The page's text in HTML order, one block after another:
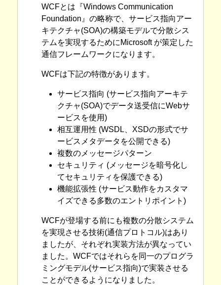
WCFとは『Windows Communication
Foundation』の略称で、サービス指向アー
キテクチャ(SOA)の構築モデルで分散シス
テムを実現するためにMicrosoft が策定した
通信フレームワークになります。
WCFは下記の特徴があります。
サービス指向 (サービス指向アーキテ
クチャ(SOA)でデータ送受信にWebサ
ービスを使用)
相互運用性 (WSDL、XSDの形式でサ
ービスメタデータを公開できる)
複数のメッセージパターン
セキュリティ (メッセージを暗号化し
てセキュリティを保護できる)
機能拡張性 (サービス動作をカスタマ
イズできる多数のエントリポイント)
WCFが登場する前にも複数の分散システム
を実現させる技術(通信プロトコル)はあり
ましたが、それぞれ実装方法が異なってい
ました。WCFではそれらを同一のプログラ
ミングモデル(サービス指向)で実装させる
ことができるようになりました。